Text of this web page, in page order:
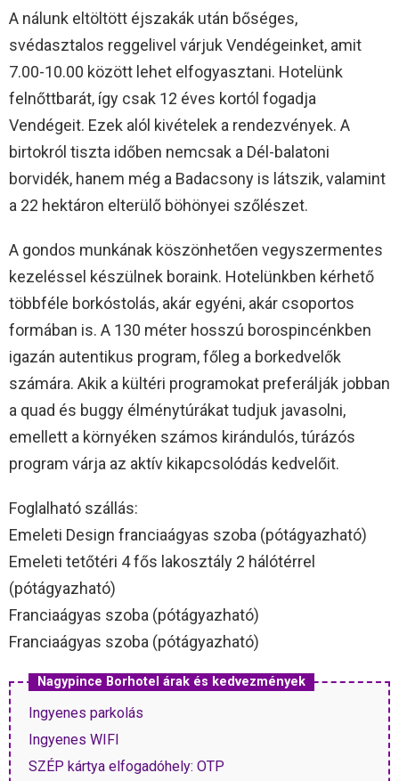
A nálunk eltöltött éjszakák után bőséges,
svédasztalos reggelivel várjuk Vendégeinket, amit
7.00-10.00 között lehet elfogyasztani. Hotelünk
felnőttbarát, így csak 12 éves kortól fogadja
Vendégeit. Ezek alól kivételek a rendezvények. A
birtokról tiszta időben nemcsak a Dél-balatoni
borvidék, hanem még a Badacsony is látszik, valamint
a 22 hektáron elterülő böhönyei szőlészet.
A gondos munkának köszönhetően vegyszermentes
kezeléssel készülnek boraink. Hotelünkben kérhető
többféle borkóstolás, akár egyéni, akár csoportos
formában is. A 130 méter hosszú borospincénkben
igazán autentikus program, főleg a borkedvelők
számára. Akik a kültéri programokat preferálják jobban
a quad és buggy élménytúrákat tudjuk javasolni,
emellett a környéken számos kirándulós, túrázós
program várja az aktív kikapcsolódás kedvelőit.
Foglalható szállás:
Emeleti Design franciaágyas szoba (pótágyazható)
Emeleti tetőtéri 4 fős lakosztály 2 hálótérrel
(pótágyazható)
Franciaágyas szoba (pótágyazható)
Franciaágyas szoba (pótágyazható)
Nagypince Borhotel árak és kedvezmények
Ingyenes parkolás
Ingyenes WIFI
SZÉP kártya elfogadóhely: OTP